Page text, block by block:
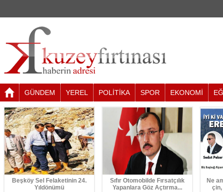
GÜNDEM YEREL POLİTİKA SPOR EKONOMİ
Beşköy Sel Felaketinin 24.
Yıldönümü
Sıfır Otomobilde Fırsatçılık
Yapanlara Göz Açtırma...
Ne